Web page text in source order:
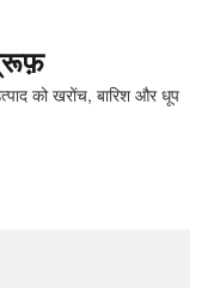
को खरोंच, बारिश और धूप